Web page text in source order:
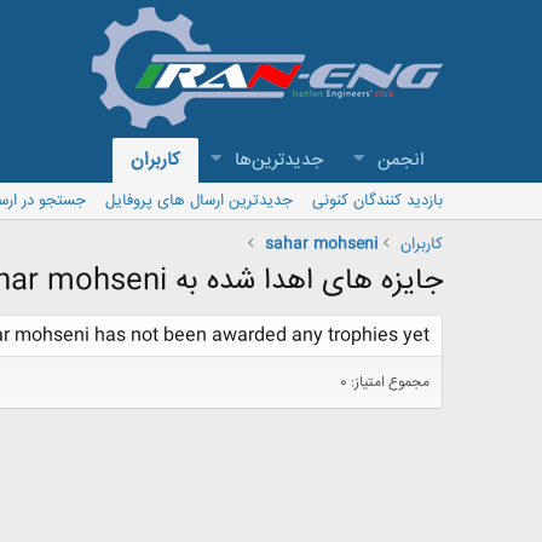
انجمن جدیدترین‌ها کاربران
بازدید کنندگان کنونی جدیدترین ارسال های پروفایل
جستجو در
کاربران
sahar mohseni
جایزه های اهدا شده به sahar mohseni
mohseni has not been awarded any trophies yet.
مجموع امتیاز: 0